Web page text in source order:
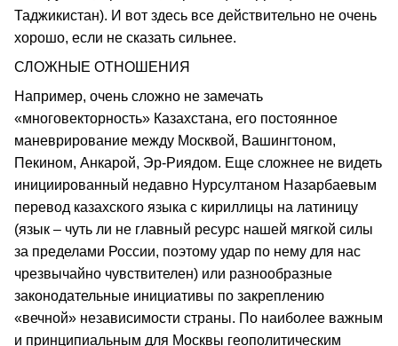
Таджикистан). И вот здесь все действительно не очень
хорошо, если не сказать сильнее.
СЛОЖНЫЕ ОТНОШЕНИЯ
Например, очень сложно не замечать
«многовекторность» Казахстана, его постоянное
маневрирование между Москвой, Вашингтоном,
Пекином, Анкарой, Эр-Риядом. Еще сложнее не видеть
инициированный недавно Нурсултаном Назарбаевым
перевод казахского языка с кириллицы на латиницу
(язык – чуть ли не главный ресурс нашей мягкой силы
за пределами России, поэтому удар по нему для нас
чрезвычайно чувствителен) или разнообразные
законодательные инициативы по закреплению
«вечной» независимости страны. По наиболее важным
и принципиальным для Москвы геополитическим